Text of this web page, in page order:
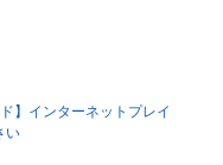
ルド】シェア機能に
】インターネットプレイ
い